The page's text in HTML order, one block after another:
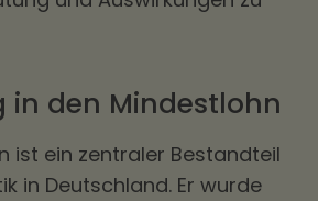
in den Mindestlohn
ist ein zentraler Bestandteil
in Deutschland. Er wurde